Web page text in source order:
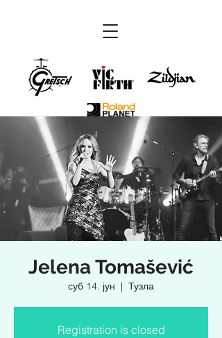
Jelena Tomašević
суб 14. јун
  |
Тузла
Registration is closed